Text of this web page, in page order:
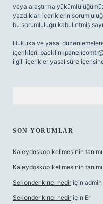
veya araştırma
yazdıkları içeriklerin
bu sorumluluğu kabul etmiş
Hukuka ve yasal
içerikleri,
ilgili içerikler yasal süre
SON YORUMLAR
Kaleydoskop kelimesinin
Kaleydoskop kelimesinin
Sekonder kırıcı nedir için admin
Sekonder kırıcı nedir için Er